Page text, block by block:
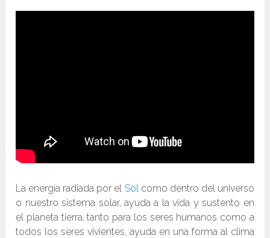
La energía radiada por el Sol como dentro del universo
o nuestro sistema solar, ayuda a la vida y sustento en
el planeta tierra, tanto para los seres humanos como a
todos los seres vivientes, ayuda en una forma al clima